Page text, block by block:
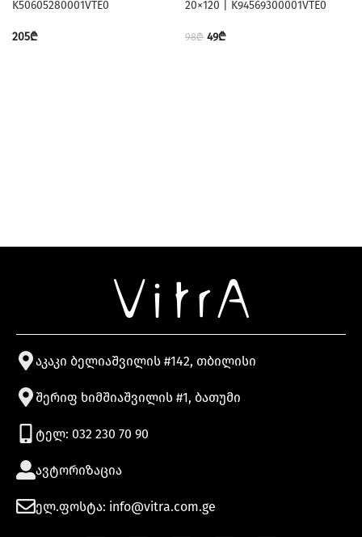
K50605280001VTE0
205₾
20×120 | K94569300001VTE0
98₾ 49₾
აკაკი ბელიაშვილის #142, თბილისი
შერიფ ხიმშიაშვილის #1, ბათუმი
ტელ: 032 230 70 90
ავტორიზაცია
ელ.ფოსტა: info@vitra.com.ge